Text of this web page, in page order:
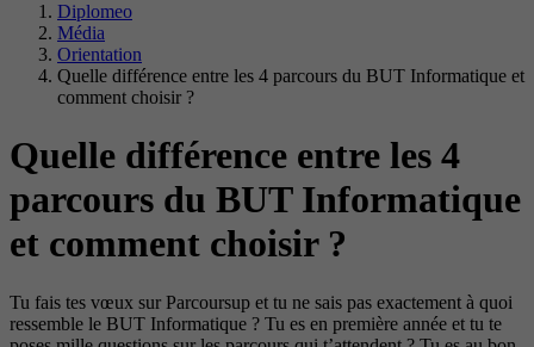
Diplomeo
Média
Orientation
Quelle différence entre les 4 parcours du BUT Informatique et
comment choisir ?
Quelle différence entre les 4
parcours du BUT Informatique
et comment choisir ?
Tu fais tes vœux sur Parcoursup et tu ne sais pas exactement à quoi
ressemble le BUT Informatique ? Tu es en première année et tu te